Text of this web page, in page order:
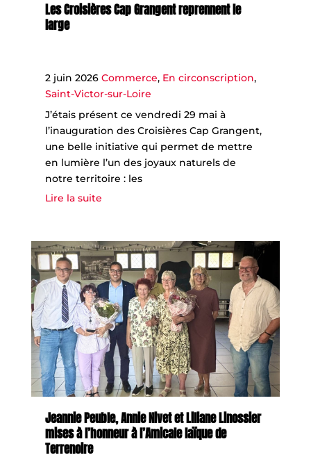
Les Croisières Cap Grangent reprennent le
large
2 juin 2026 Commerce, En circonscription,
Saint-Victor-sur-Loire
J’étais présent ce vendredi 29 mai à
l’inauguration des Croisières Cap Grangent,
une belle initiative qui permet de mettre
en lumière l’un des joyaux naturels de
notre territoire : les
Lire la suite
Jeannie Peuble, Annie Nivet et Liliane Linossier
mises à l’honneur à l’Amicale laïque de
Terrenoire